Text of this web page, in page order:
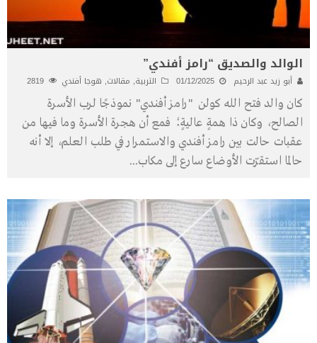
الوالد والصديق “رامز أفندي”
أبو زيد عبد الرحيم 01/12/2025 التربية, مقالات, هوجا أفندي
كان والد فتح الله كولن "رامز أفندي" نموذجًا لرب الأسرة
الصالح، وكان ذا همةٍ عاليةٍ؛ فمع أن هجرة الأسرة وما فيها من
عقبات حالت بين رامز أفندي والاستمرار في طلب العلم، إلا أنه
حالما استقرّت الأوضاع سارع إلى مكاب...